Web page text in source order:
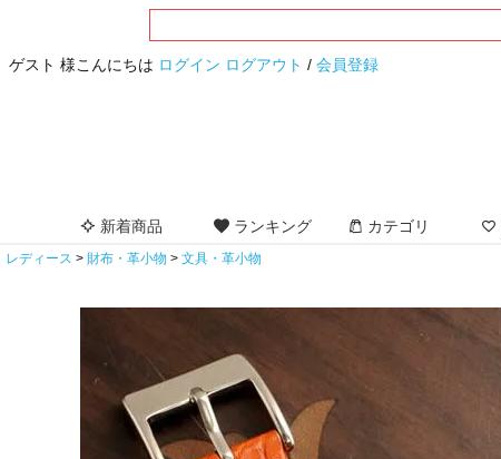
ゲスト 様こんにちは ログイン ログアウト / 会員登録
新着商品 ランキング カテゴリ
レディース 財布・革小物 文具・革小物